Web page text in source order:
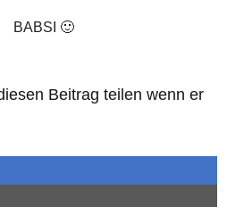
BABSI 🙂
Beitrag teilen wenn er